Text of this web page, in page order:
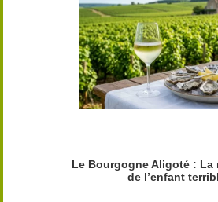
Le Bourgogne Aligoté : La
de l’enfant